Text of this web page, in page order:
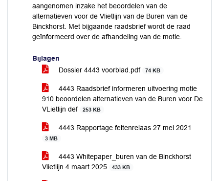
aangenomen inzake het beoordelen van de
alternatieven voor de Vlietlijn van de Buren van de
Binckhorst. Met bijgaande raadsbrief wordt de raad
geïnformeerd over de afhandeling van de motie.
Bijlagen
Dossier 4443 voorblad.pdf
74 KB
4443 Raadsbrief informeren uitvoering motie
910 beoordelen alternatieven van de Buren voor De
VLietlijn def
253 KB
4443 Rapportage feitenrelaas 27 mei 2021
3 MB
4443 Whitepaper_buren van de Binckhorst
Vlietlijn 4 maart 2025
433 KB